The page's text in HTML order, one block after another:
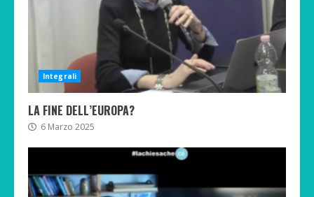
Integrali
LA FINE DELL’EUROPA?
6 Marzo 2025